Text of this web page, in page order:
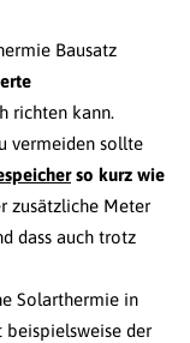
Bausatz
richten kann.
vermeiden sollte
so kurz wie
zusätzliche Meter
dass auch trotz
Solarthermie in
beispielsweise der